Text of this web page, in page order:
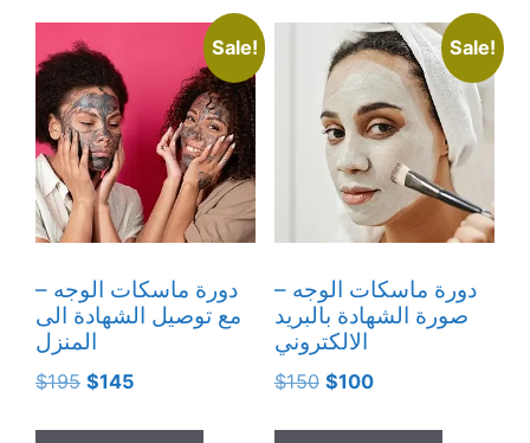
Sale!
دورة ماسكات الوجه –
مع توصيل الشهادة الى
المنزل
$195 Original
$145Current
Sale!
دورة ماسكات الوجه –
صورة الشهادة بالبريد
الالكتروني
$150 Original
$100Current